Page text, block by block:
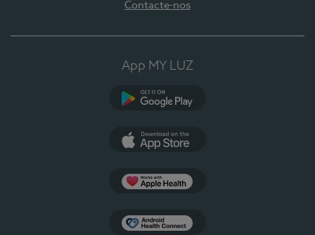
Contacte-nos
App MY LUZ